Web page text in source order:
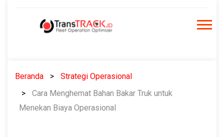
Beranda
Strategi Operasional
Cara Menghemat Bahan Bakar Truk untuk
Menekan Biaya Operasional